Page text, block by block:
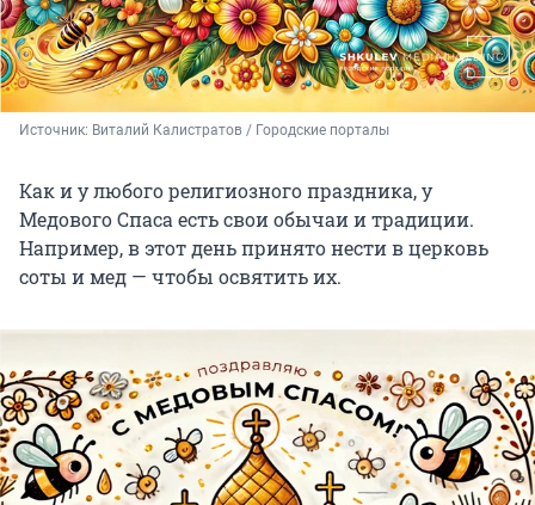
Источник: Виталий Калистратов / Городские порталы
Как и у любого религиозного праздника, у
Медового Спаса есть свои обычаи и традиции.
Например, в этот день принято нести в церковь
соты и мед — чтобы освятить их.